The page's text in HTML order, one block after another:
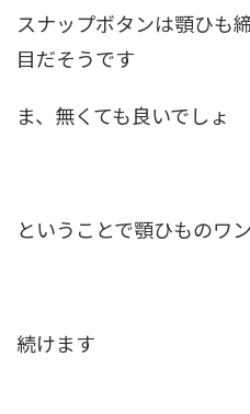
スナップボタンは顎ひも
目だそうです
ま、無くても良いでしょ
ということで顎ひものワ
続けます